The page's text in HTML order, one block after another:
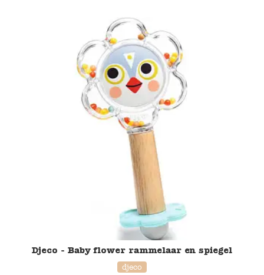
Djeco - Baby flower rammelaar en spiegel
djeco